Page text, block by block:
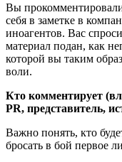
Вы
себя в заметке в
иноагентов. Вас
материал подан, как
которой вы таким
воли.
Кто комментирует
PR, представитель,
Важно понять, кто
бросать в бой первое